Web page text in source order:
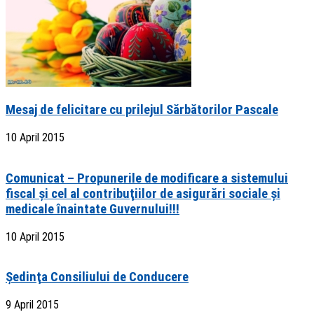
Mesaj de felicitare cu prilejul Sărbătorilor Pascale
10 April 2015
Comunicat – Propunerile de modificare a sistemului
fiscal şi cel al contribuţiilor de asigurări sociale şi
medicale înaintate Guvernului!!!
10 April 2015
Şedinţa Consiliului de Conducere
9 April 2015